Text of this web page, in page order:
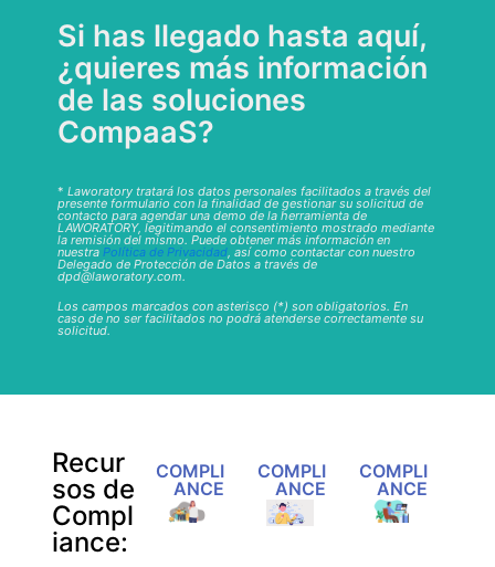
Si has llegado hasta aquí,
¿quieres más información
de las soluciones
CompaaS?
* Laworatory tratará los datos personales facilitados a través del
presente formulario con la finalidad de gestionar su solicitud de
contacto para agendar una demo de la herramienta de
LAWORATORY, legitimando el consentimiento mostrado mediante
la remisión del mismo. Puede obtener más información en
nuestra Política de Privacidad , así como contactar con nuestro
Delegado de Protección de Datos a través de
dpd@laworatory.com.
Los campos marcados con asterisco (*) son obligatorios. En
caso de no ser facilitados no podrá atenderse correctamente su
solicitud.
Recur
sos de
Compl
iance:
COMPLI
ANCE
COMPLI
ANCE
COMPLI
ANCE